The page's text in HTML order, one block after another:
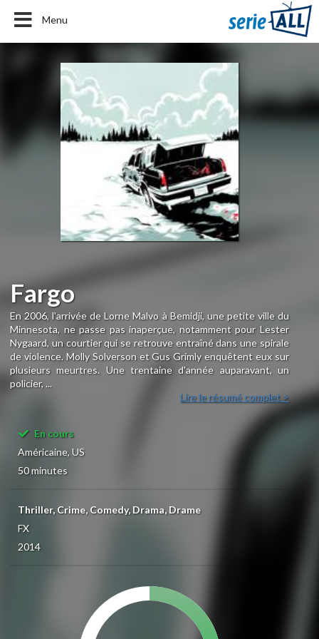
Menu
Fargo
En 2006, l'arrivée de Lorne Malvo à Bemidji, une petite ville du
Minnesota, ne passe pas inaperçue, notamment pour Lester
Nygaard, un courtier qui se retrouve entraîné dans une spirale
de violence. Molly Solverson et Gus Grimly enquêtent eux sur
plusieurs meurtres. Une trentaine d'année auparavant, un
policier, ...
Lire le résumé complet >
En cours
Américaine, US
50 minutes
Thriller, Crime, Comedy, Drama, Drame
FX
2014